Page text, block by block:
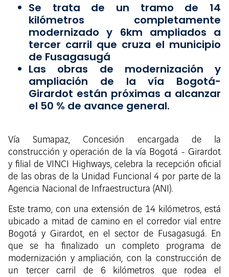
Se trata de un tramo de 14
kilómetros completamente
modernizado y 6km ampliados a
tercer carril que cruza el municipio
de Fusagasugá
Las obras de modernización y
ampliación de la vía Bogotá-
Girardot están próximas a alcanzar
el 50 % de avance general.
Vía Sumapaz, Concesión encargada de la
construcción y operación de la vía Bogotá - Girardot
y filial de VINCI Highways, celebra la recepción oficial
de las obras de la Unidad Funcional 4 por parte de la
Agencia Nacional de Infraestructura (ANI).
Este tramo, con una extensión de 14 kilómetros, está
ubicado a mitad de camino en el corredor vial entre
Bogotá y Girardot, en el sector de Fusagasugá. En
que se ha finalizado un completo programa de
modernización y ampliación, con la construcción de
un tercer carril de 6 kilómetros que rodea el